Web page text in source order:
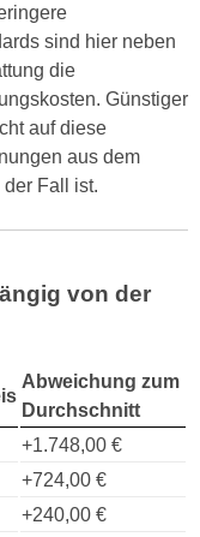
sind hier neben
die
Günstiger
auf diese
aus dem
Fall ist.
von der
Abweichung zum
Durchschnitt
+1.748,00 €
+724,00 €
+240,00 €